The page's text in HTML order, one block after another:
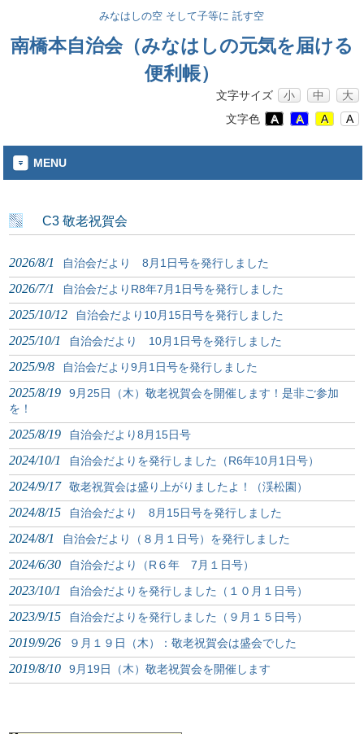
みなはしの空 そして子等に 託す空
南橋本自治会（みなはしの元気を届ける
便利帳）
文字サイズ 小 中
大
文字色
A A A A
MENU
C3 敬老祝賀会
2026/8/1 自治会だより 8月1日号を発行しました
2026/7/1 自治会だよりR8年7月1日号を発行しました
2025/10/12 自治会だより10月15日号を発行しました
2025/10/1 自治会だより 10月1日号を発行しました
2025/9/8 自治会だより9月1日号を発行しました
2025/8/19
9月25日（木）敬老祝賀会を開催します！是非ご参加
を！
2025/8/19 自治会だより8月15日号
2024/10/1 自治会だよりを発行しました（R6年10月1日号）
2024/9/17 敬老祝賀会は盛り上がりましたよ！（渓松園）
2024/8/15 自治会だより 8月15日号を発行しました
2024/8/1 自治会だより（８月１日号）を発行しました
2024/6/30 自治会だより（R６年 7月１日号）
2023/10/1 自治会だよりを発行しました（１０月１日号）
2023/9/15 自治会だよりを発行しました（９月１５日号）
2019/9/26 ９月１９日（木）：敬老祝賀会は盛会でした
2019/8/10 9月19日（木）敬老祝賀会を開催します